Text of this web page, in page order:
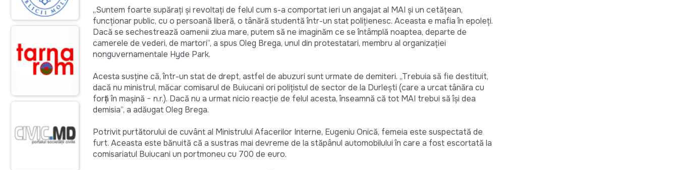
„Suntem foarte supăraţi şi revoltaţi de felul cum s-a comportat ieri un angajat al MAI şi un cetăţean,
funcţionar public, cu o persoană liberă, o tânără studentă într-un stat poliţienesc. Aceasta e mafia în epoleţi.
Dacă se sechestrează oamenii ziua mare, putem să ne imaginăm ce se întâmplă noaptea, departe de
camerele de vederi, de martori”, a spus Oleg Brega, unul din protestatari, membru al organizaţiei
nonguvernamentale Hyde Park.
Acesta susţine că, într-un stat de drept, astfel de abuzuri sunt urmate de demiteri. „Trebuia să fie destituit,
dacă nu ministrul, măcar comisarul de Buiucani ori poliţistul de sector de la Durleşti (care a urcat tânăra cu
forţă în maşină − n.r.). Dacă nu a urmat nicio reacţie de felul acesta, înseamnă că tot MAI trebui să îşi dea
demisia”, a adăugat Oleg Brega.
Potrivit purtătorului de cuvânt al Ministrului Afacerilor Interne, Eugeniu Onică, femeia este suspectată de
furt. Aceasta este bănuită că a sustras mai devreme de la stăpânul automobilului în care a fost escortată la
comisariatul Buiucani un portmoneu cu 700 de euro.